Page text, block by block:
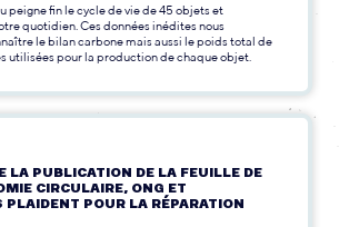
peigne fin le cycle de vie de 45 objets et
quotidien. Ces données inédites nous
le bilan carbone mais aussi le poids total de
utilisées pour la production de chaque objet.
LA PUBLICATION DE LA FEUILLE DE
CIRCULAIRE, ONG ET
PLAIDENT POUR LA RÉPARATION